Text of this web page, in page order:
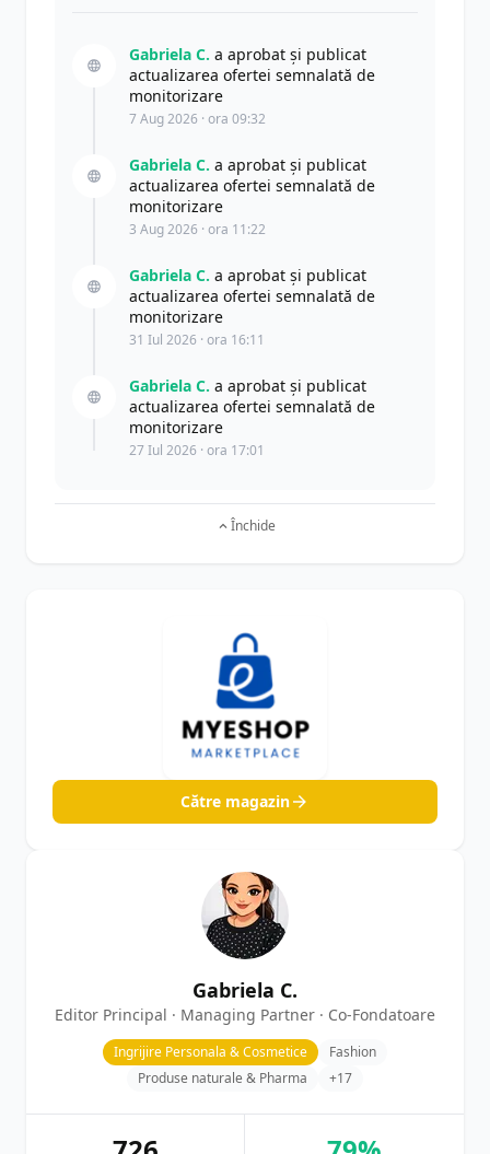
Gabriela C. a aprobat și publicat
actualizarea ofertei semnalată de
monitorizare
7 Aug 2026 · ora 09:32
Gabriela C. a aprobat și publicat
actualizarea ofertei semnalată de
monitorizare
3 Aug 2026 · ora 11:22
Gabriela C. a aprobat și publicat
actualizarea ofertei semnalată de
monitorizare
31 Iul 2026 · ora 16:11
Gabriela C. a aprobat și publicat
actualizarea ofertei semnalată de
monitorizare
27 Iul 2026 · ora 17:01
Închide
Către magazin
Gabriela C.
Editor Principal · Managing Partner · Co-Fondatoare
Ingrijire Personala & Cosmetice
Fashion
Produse naturale & Pharma
+17